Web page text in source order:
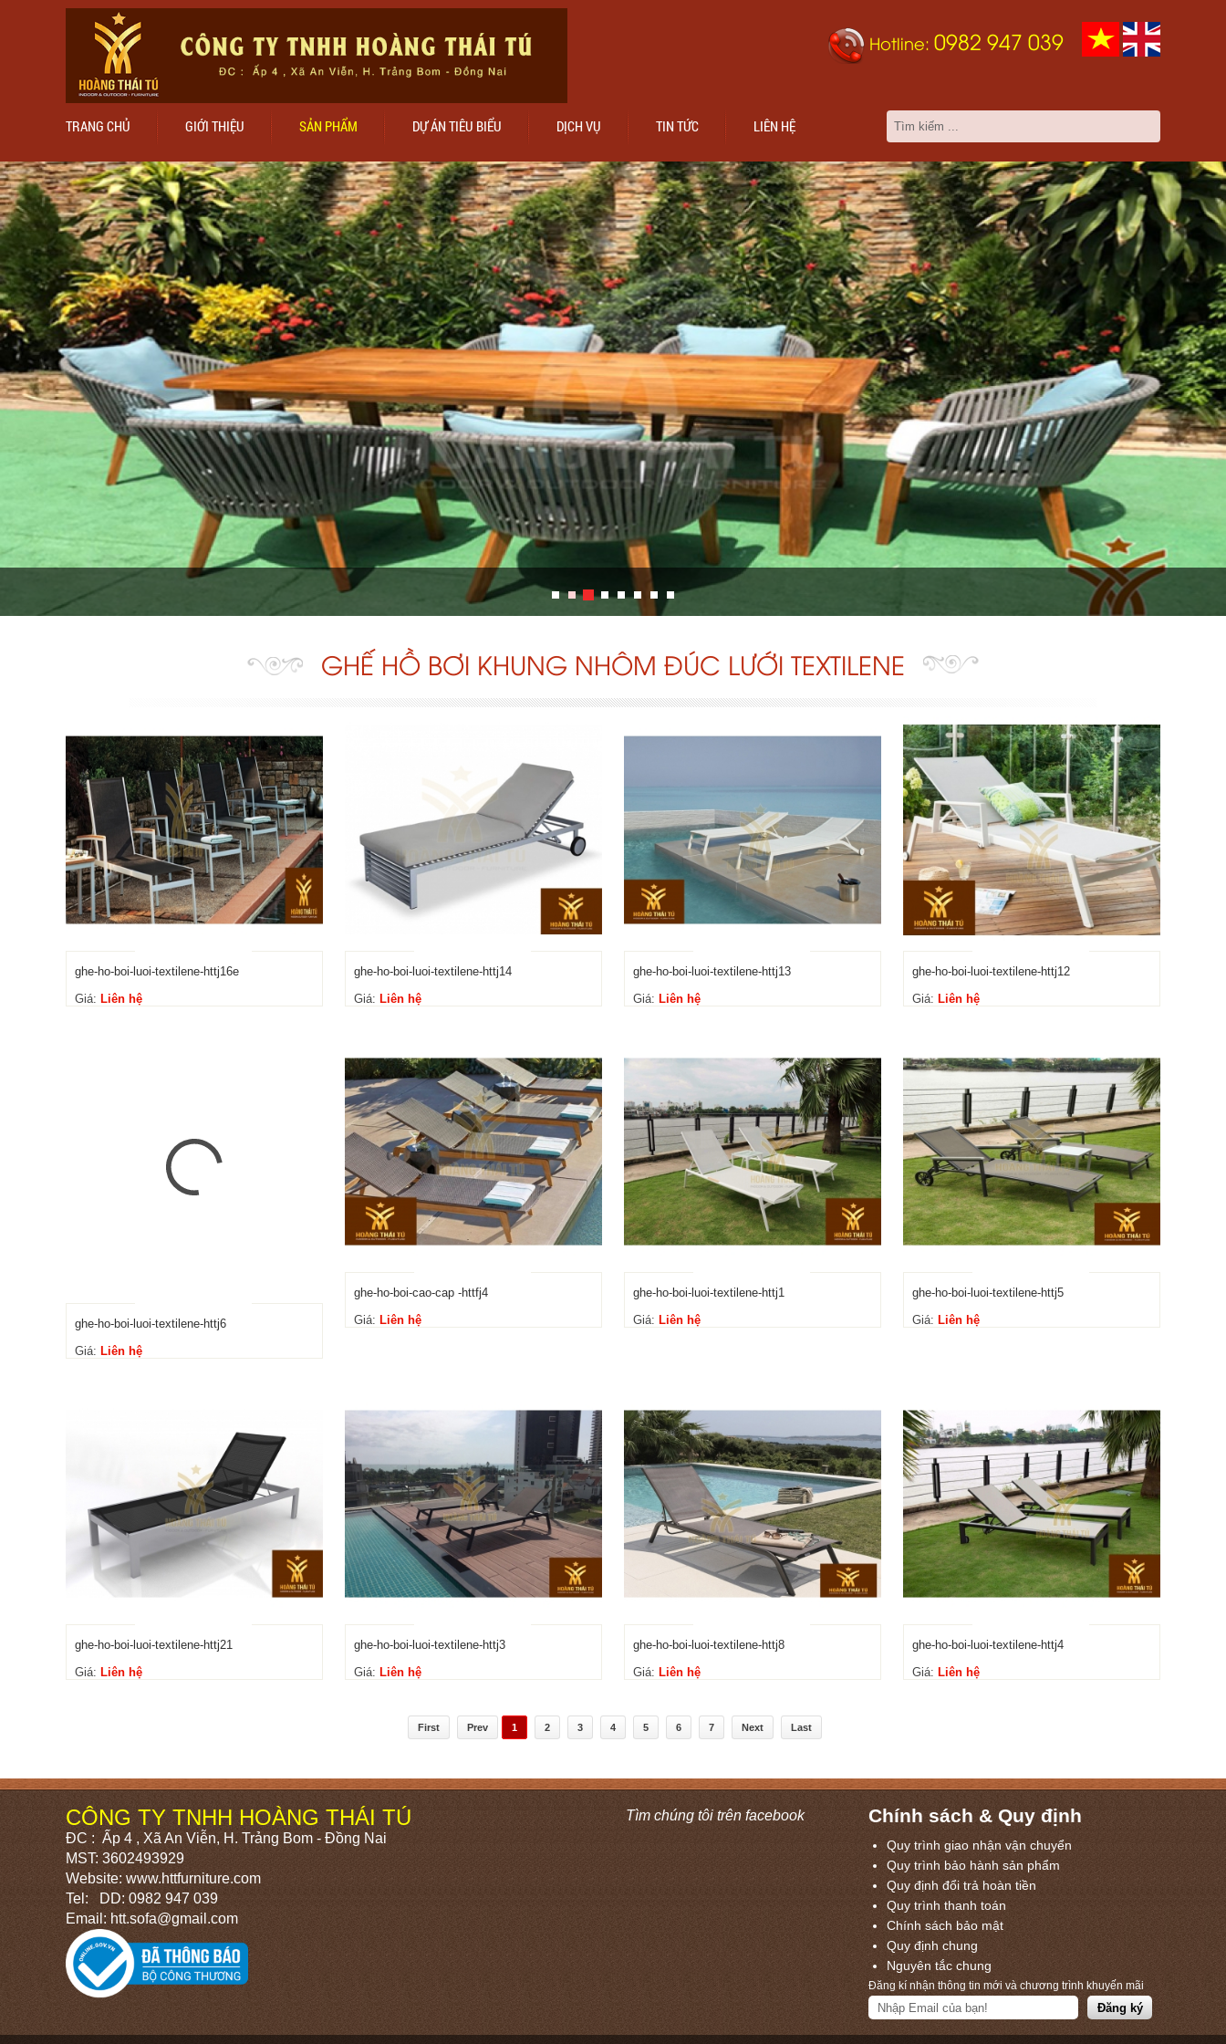
Hotline: 0982 947 039
TRANG CHỦ GIỚI THIỆU SẢN PHẨM DỰ ÁN TIÊU BIỂU DỊCH VỤ TIN TỨC LIÊN HỆ
GHẾ HỒ BƠI KHUNG NHÔM ĐÚC LƯỚI TEXTILENE
ghe-ho-boi-luoi-textilene-httj16e
Giá: Liên hệ
ghe-ho-boi-luoi-textilene-httj14
Giá: Liên hệ
ghe-ho-boi-luoi-textilene-httj13
Giá: Liên hệ
ghe-ho-boi-luoi-textilene-httj12
Giá: Liên hệ
ghe-ho-boi-luoi-textilene-httj6
Giá: Liên hệ
ghe-ho-boi-cao-cap -httfj4
Giá: Liên hệ
ghe-ho-boi-luoi-textilene-httj1
Giá: Liên hệ
ghe-ho-boi-luoi-textilene-httj5
Giá: Liên hệ
ghe-ho-boi-luoi-textilene-httj21
Giá: Liên hệ
ghe-ho-boi-luoi-textilene-httj3
Giá: Liên hệ
ghe-ho-boi-luoi-textilene-httj8
Giá: Liên hệ
ghe-ho-boi-luoi-textilene-httj4
Giá: Liên hệ
First Prev 1 2 3 4 5 6 7 Next Last
CÔNG TY TNHH HOÀNG THÁI TÚ
ĐC : Ấp 4 , Xã An Viễn, H. Trảng Bom - Đồng Nai
MST: 3602493929
Website: www.httfurniture.com
Tel: DD: 0982 947 039
Email: htt.sofa@gmail.com
Tìm chúng tôi trên facebook Chính sách & Quy định
Quy trình giao nhận vận chuyển
Quy trình bảo hành sản phẩm
Quy định đổi trả hoàn tiền
Quy trình thanh toán
Chính sách bảo mật
Quy định chung
Nguyên tắc chung
Đăng kí nhận thông tin mới và chương trình khuyến mãi